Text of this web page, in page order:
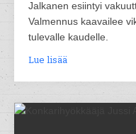
Jalkanen esiintyi
Valmennus kaavailee
tulevalle kaudelle.
Lue lisää